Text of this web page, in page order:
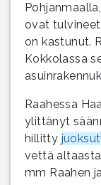
ovat tulvineet
on kastunut.
Kokkolassa
Raahessa
ylittänyt
hillitty
vettä
mm Raahen